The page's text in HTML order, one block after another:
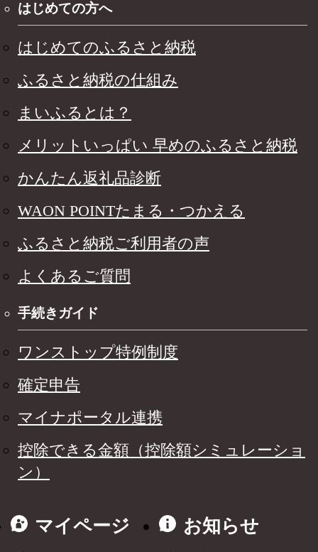
はじめての方へ
はじめてのふるさと納税
ふるさと納税の仕組み
まいふるとは？
メリットいっぱい 早めのふるさと納税
かんたん返礼品診断
WAON POINTたまる・つかえる
ふるさと納税ご利用者の声
よくあるご質問
手続きガイド
ワンストップ特例制度
確定申告
マイナポータル連携
控除できる金額（控除額シミュレーショ
ン）
マイページ
お知らせ